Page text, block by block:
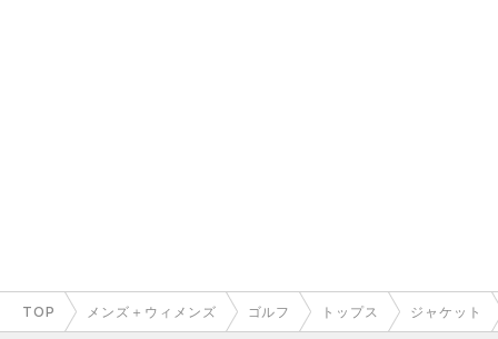
TOP メンズ＋ウィメンズ ゴルフ トップス ジャケット